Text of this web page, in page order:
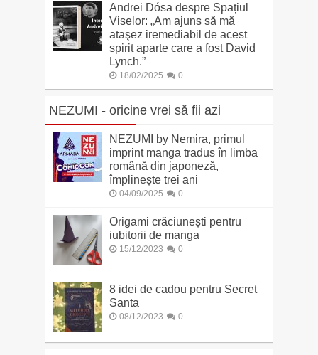
Andrei Dósa despre Spațiul
Viselor: „Am ajuns să mă
ataşez iremediabil de acest
spirit aparte care a fost David
Lynch.”
18/02/2025 0
NEZUMI - oricine vrei să fii azi
NEZUMI by Nemira, primul
imprint manga tradus în limba
română din japoneză,
împlinește trei ani
04/09/2025 0
Origami crăciunești pentru
iubitorii de manga
15/12/2023 0
8 idei de cadou pentru Secret
Santa
08/12/2023 0